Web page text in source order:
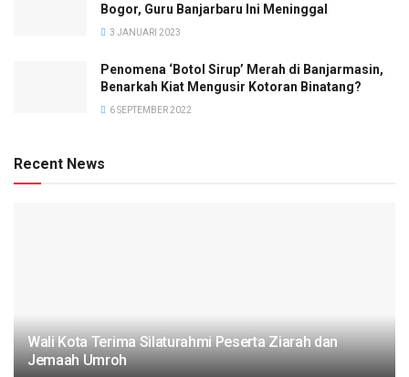
Bogor, Guru Banjarbaru Ini Meninggal
3 JANUARI 2023
Penomena ‘Botol Sirup’ Merah di Banjarmasin,
Benarkah Kiat Mengusir Kotoran Binatang?
6 SEPTEMBER 2022
Recent News
Wali Kota Terima Silaturahmi Peserta Ziarah dan
Jemaah Umroh